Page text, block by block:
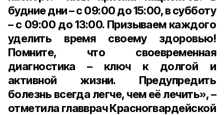
будние дни – с 09:00 до 15:00, в субботу
– с 09:00 до 13:00. Призываем каждого
уделить время своему здоровью!
Помните, что своевременная
диагностика – ключ к долгой и
активной жизни. Предупредить
болезнь всегда легче, чем её лечить», –
отметила главврач Красногвардейской